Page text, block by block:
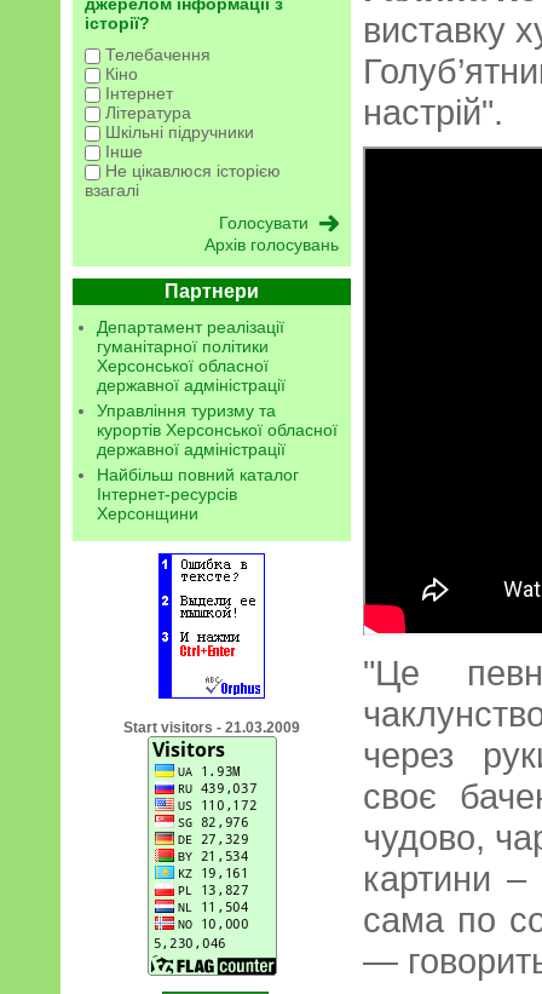
історії?
Телебачення
Кіно
Інтернет
Література
Шкільні підручники
Інше
Не цікавлюся історією
взагалі
Архів голосувань
Партнери
Департамент реалізації
гуманітарної політики
Херсонської обласної
державної адміністрації
Управління туризму та
курортів Херсонської обласної
державної адміністрації
Найбільш повний каталог
Інтернет-ресурсів
Херсонщини
Start visitors - 21.03.2009
виставку
настрій".
"Це
через
своє
чудово,
картини
сама по
—